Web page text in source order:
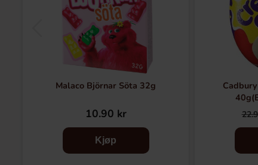
Malaco Björnar Söta 32g
10.90 kr
Kjøp